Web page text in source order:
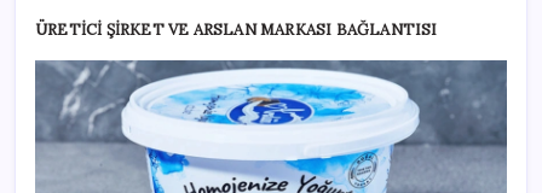
ÜRETİCİ ŞİRKET VE ARSLAN MARKASI BAĞLANTISI